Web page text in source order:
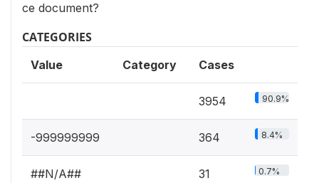
ce document?
CATEGORIES
Value Category Cases
3954 90.9%
-999999999 364 8.4%
##N/A## 31 0.7%